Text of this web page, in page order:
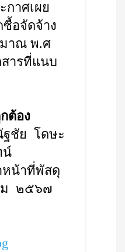
กาศเผย
อจัดจ้าง
มาณ พ.ศ
ารที่แนบ
ต้อง
ชัย โดษะ
น์
หน้าที่พัสดุ
๒๕๖๗